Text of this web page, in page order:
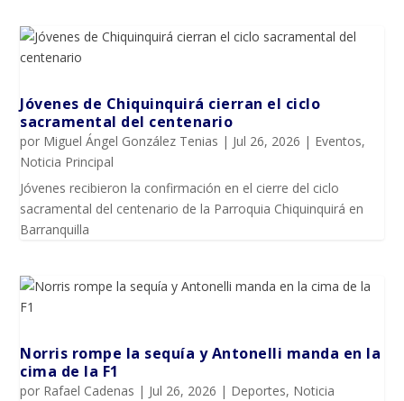
Jóvenes de Chiquinquirá cierran el ciclo
sacramental del centenario
por Miguel Ángel González Tenias | Jul 26, 2026 | Eventos,
Noticia Principal
Jóvenes recibieron la confirmación en el cierre del ciclo
sacramental del centenario de la Parroquia Chiquinquirá en
Barranquilla
Norris rompe la sequía y Antonelli manda en la
cima de la F1
por Rafael Cadenas | Jul 26, 2026 | Deportes, Noticia